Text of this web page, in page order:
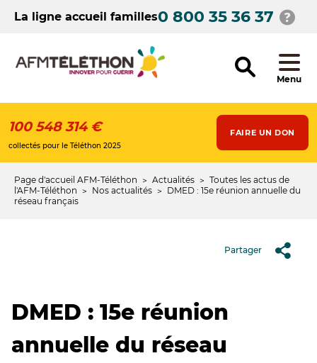
contenuLa ligne accueil familles0 800 35 36 37
Menu
100 548 314 €
collectés pour le Téléthon 2025
FAIRE UN DON
Fil
d'Ariane
Page d'accueil AFM-Téléthon Actualités
Toutes les actus de
l'AFM-Téléthon
Nos actualités
DMED : 15e réunion annuelle du
réseau français
Partager
DMED : 15e réunion
annuelle du réseau